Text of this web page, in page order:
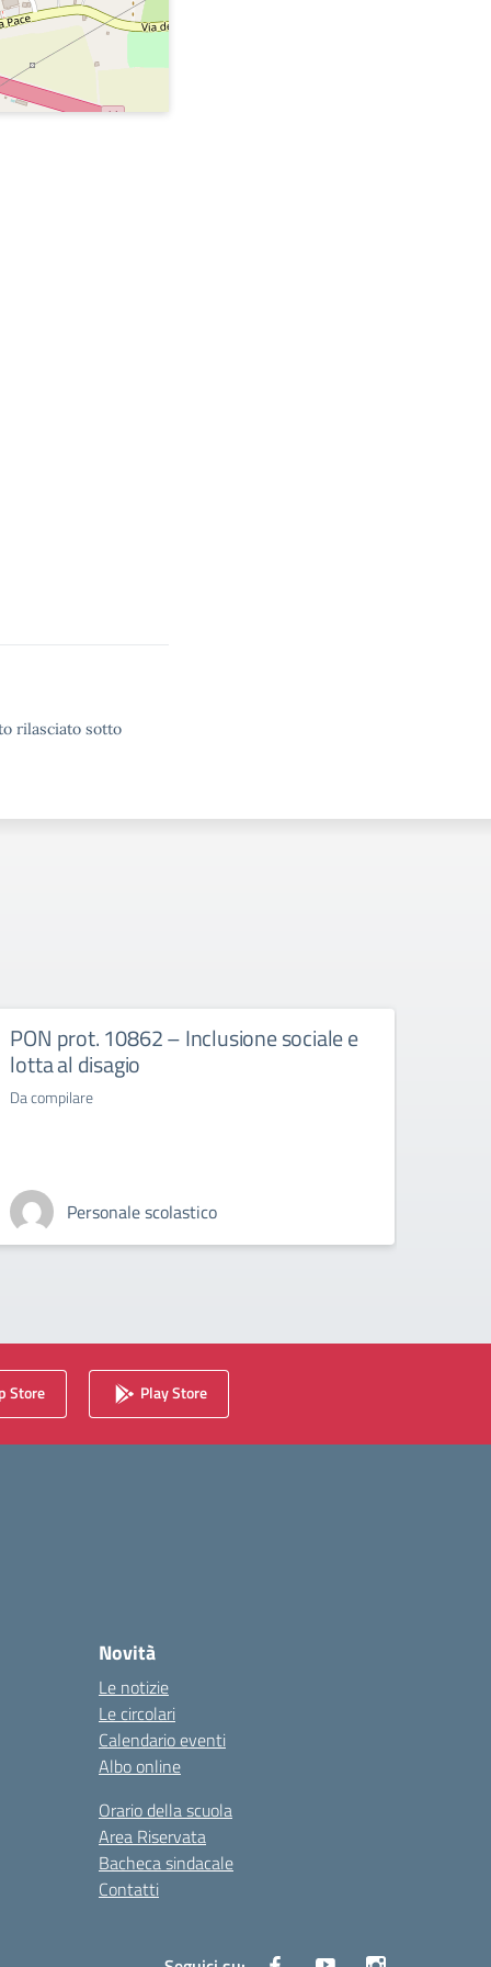
rilasciato sotto
PON prot. 10862 – Inclusione sociale e
lotta al disagio
Da compilare
Personale scolastico
Store Play Store
Novità
Le notizie
Le circolari
Calendario eventi
Albo online
Orario della scuola
Area Riservata
Bacheca sindacale
Contatti